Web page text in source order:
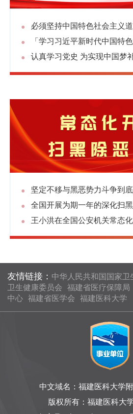
认真学习党史 为实现中国梦
友情链接： 中华人民共和国国家卫
卫生健康委员会
福建省医疗保障局
中心 福建省医学会 福建医科大学
中文域名：福建医科大学
版权所有：福建医科大